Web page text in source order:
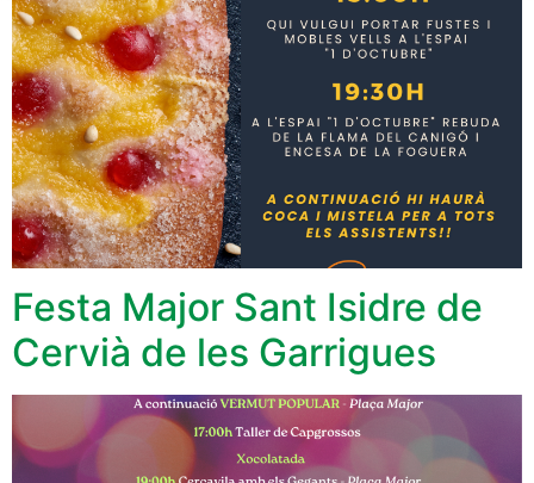
Festa Major Sant Isidre de
Cervià de les Garrigues